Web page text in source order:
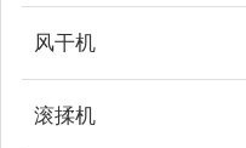
风干机
滚揉机